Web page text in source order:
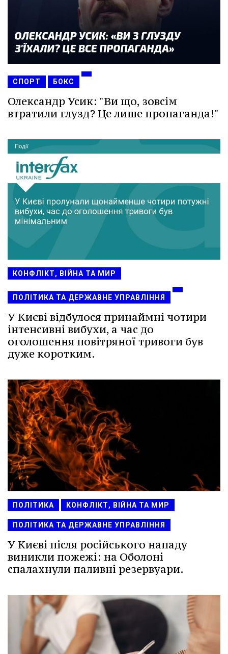
СПОРТ БОКС
Олександр Усик: "Ви що, зовсім
втратили глузд? Це лише пропаганда!"
КОНФЛІКТ, ВІЙНА ТА МИР
ПОЛІТИКА ТА ДЕРЖАВНЕ УПРАВЛІННЯ
У Києві відбулося принаймні чотири
інтенсивні вибухи, а час до
оголошення повітряної тривоги був
дуже коротким.
ПОЛІТИКА КОНФЛІКТ, ВІЙНА ТА МИР
ПОЛІТИКА ТА ДЕРЖАВНЕ УПРАВЛІННЯ
У Києві після російського нападу
виникли пожежі: на Оболоні
спалахнули паливні резервуари.